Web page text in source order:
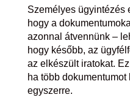
Személyes ügyintézés
hogy a
azonnal átvennünk –
hogy később, az
az elkészült iratokat.
ha több
egyszerre.